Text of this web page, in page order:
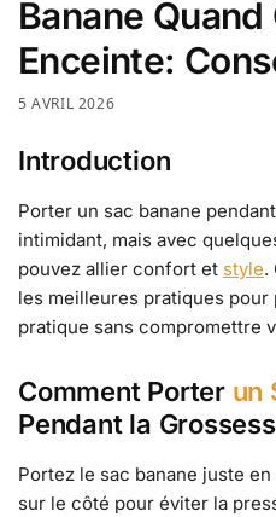
Banane Quand
Enceinte:
5 AVRIL 2026
Introduction
Porter un sac banane
intimidant, mais avec
pouvez allier confort et style.
les meilleures pratiques
pratique sans compromettre
Comment Porter un
Pendant la
Portez le sac banane juste
sur le côté pour éviter la